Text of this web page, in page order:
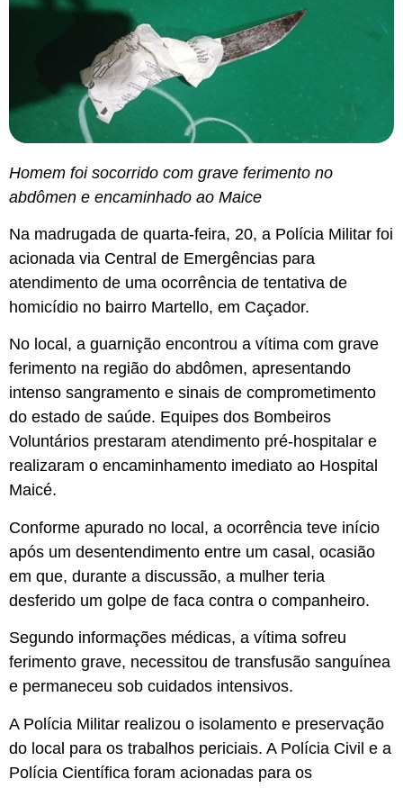
Homem foi socorrido com grave ferimento no
abdômen e encaminhado ao Maice
Na madrugada de quarta-feira, 20, a Polícia Militar foi
acionada via Central de Emergências para
atendimento de uma ocorrência de tentativa de
homicídio no bairro Martello, em Caçador.
No local, a guarnição encontrou a vítima com grave
ferimento na região do abdômen, apresentando
intenso sangramento e sinais de comprometimento
do estado de saúde. Equipes dos Bombeiros
Voluntários prestaram atendimento pré-hospitalar e
realizaram o encaminhamento imediato ao Hospital
Maicé.
Conforme apurado no local, a ocorrência teve início
após um desentendimento entre um casal, ocasião
em que, durante a discussão, a mulher teria
desferido um golpe de faca contra o companheiro.
Segundo informações médicas, a vítima sofreu
ferimento grave, necessitou de transfusão sanguínea
e permaneceu sob cuidados intensivos.
A Polícia Militar realizou o isolamento e preservação
do local para os trabalhos periciais. A Polícia Civil e a
Polícia Científica foram acionadas para os